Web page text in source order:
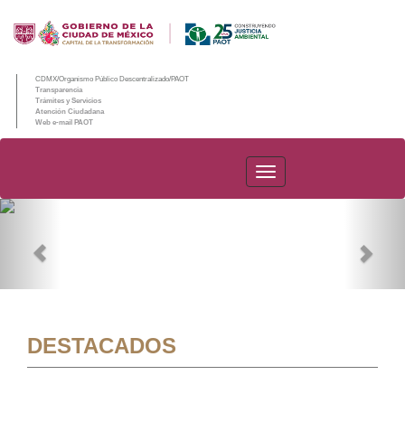
CDMX/Organismo Público Descentralizado/PAOT
Transparencia
Trámites y Servicios
Atención Ciudadana
Web e-mail PAOT
PAOT
DESTACADOS